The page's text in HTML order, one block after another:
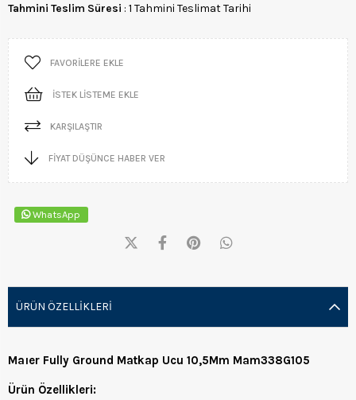
Tahmini Teslim Süresi : 1 Tahmini Teslimat Tarihi
FAVORILERE EKLE
İSTEK LISTEME EKLE
KARŞILAŞTIR
FIYAT DÜŞÜNCE HABER VER
WhatsApp
ÜRÜN ÖZELLIKLERI
Maıer Fully Ground Matkap Ucu 10,5Mm Mam338G105
Ürün Özellikleri: